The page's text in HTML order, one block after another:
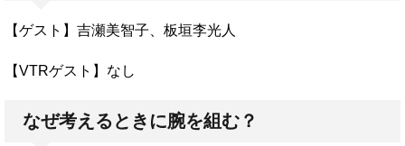
【ゲスト】吉瀬美智子、板垣李光人
【VTRゲスト】なし
なぜ考えるときに腕を組む？